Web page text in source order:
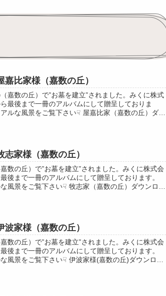
比家様（嘉数の丘）
嘉数の丘）で”お墓を建立”されました。みくに株式
最後まで一冊のアルバムにして贈呈しておりま
ルな風景をご覧下さい☟ 屋嘉比家（嘉数の丘）ダウ
家様（嘉数の丘）
数の丘）で”お墓を建立”されました。みくに株式会
後まで一冊のアルバムにして贈呈しております。
風景をご覧下さい☟ 牧志家（嘉数の丘）ダウンロー
家様（嘉数の丘）
数の丘）で”お墓を建立”されました。みくに株式会
後まで一冊のアルバムにして贈呈しております。
風景をご覧下さい☟ 伊波家様(嘉数の丘)ダウンロー